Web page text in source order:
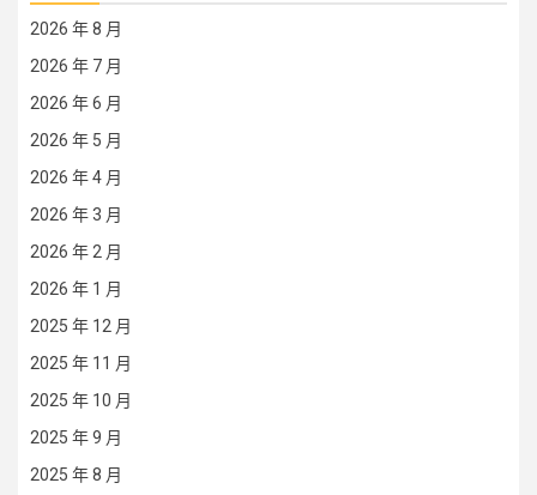
2026 年 8 月
2026 年 7 月
2026 年 6 月
2026 年 5 月
2026 年 4 月
2026 年 3 月
2026 年 2 月
2026 年 1 月
2025 年 12 月
2025 年 11 月
2025 年 10 月
2025 年 9 月
2025 年 8 月